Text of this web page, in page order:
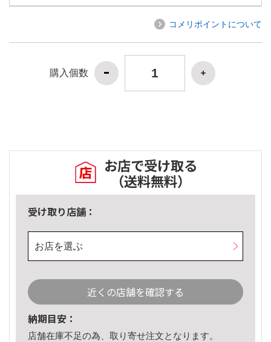
コメリポイントについて
購入個数
お店で受け取る
（送料無料）
受け取り店舗：
お店を選ぶ
近くの店舗を確認する
納期目安：
店舗在庫不足の為、取り寄せ注文となります。